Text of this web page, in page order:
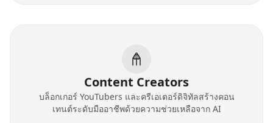
Content Creators
บล็อกเกอร์ YouTubers และครีเอเตอร์ดิจิทัลสร้างคอน
เทนต์ระดับมืออาชีพด้วยความช่วยเหลือจาก AI